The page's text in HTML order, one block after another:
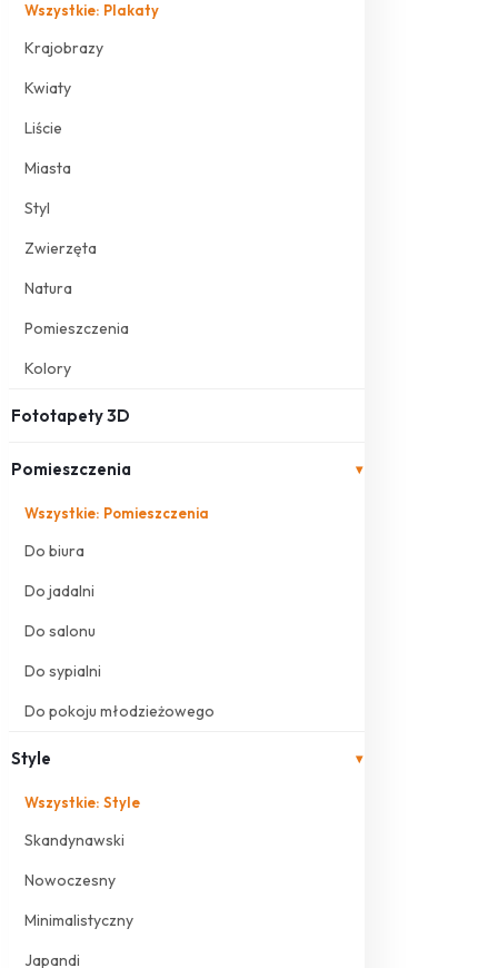
Wszystkie: Plakaty
Krajobrazy
Kwiaty
Liście
Miasta
Styl
Zwierzęta
Natura
Pomieszczenia
Kolory
Fototapety 3D
Pomieszczenia ▾
Wszystkie: Pomieszczenia
Do biura
Do jadalni
Do salonu
Do sypialni
Do pokoju młodzieżowego
Style ▾
Wszystkie: Style
Skandynawski
Nowoczesny
Minimalistyczny
Japandi